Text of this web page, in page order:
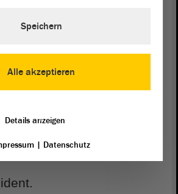
in Sachsen-Anhalt.
der Landes-Regierung
Alle akzeptieren
Speichern
Details anzeigen
| Datenschutz